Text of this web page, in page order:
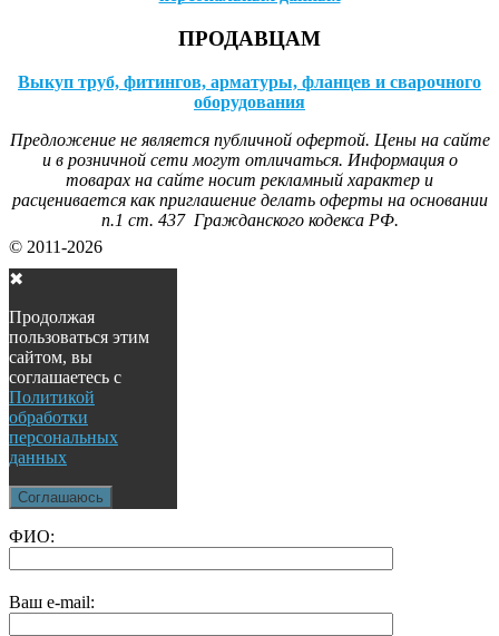
ПРОДАВЦАМ
Выкуп труб, фитингов, арматуры, фланцев и сварочного
оборудования
Предложение не является публичной офертой. Цены на сайте
и в розничной сети могут отличаться. Информация о
товарах на сайте носит рекламный характер и
расценивается как приглашение делать оферты на основании
п.1 ст. 437 Гражданского кодекса РФ.
© 2011-2026
✖
Продолжая
пользоваться этим
сайтом, вы
соглашаетесь с
Политикой
обработки
персональных
данных
Соглашаюсь
ФИО:
Ваш e-mail: